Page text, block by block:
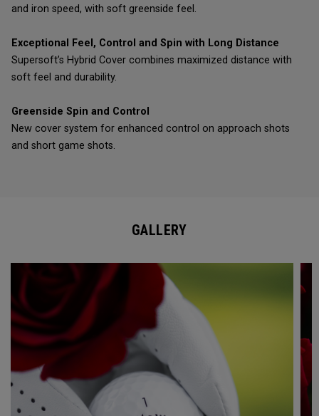
and iron speed, with soft greenside feel.
Exceptional Feel, Control and Spin with Long Distance
Supersoft’s Hybrid Cover combines maximized distance with
soft feel and durability.
Greenside Spin and Control
New cover system for enhanced control on approach shots
and short game shots.
GALLERY